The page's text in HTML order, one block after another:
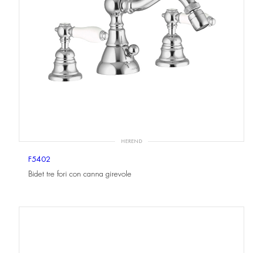
HEREND
F5402
Bidet tre fori con canna girevole